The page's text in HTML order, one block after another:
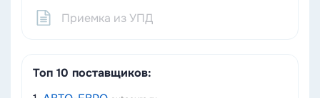
Приемка из УПД
Топ 10 поставщиков: